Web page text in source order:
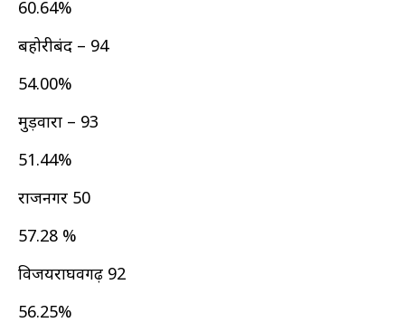
60.64%
बहोरीबंद – 94
54.00%
मुड़वारा – 93
51.44%
राजनगर 50
57.28 %
विजयराघवगढ़ 92
56.25%